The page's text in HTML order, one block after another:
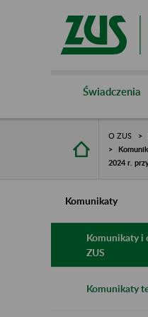
Świadczenia
O ZUS
2024 r.
Komunikaty
Komunikaty i
ZUS
Komunikaty